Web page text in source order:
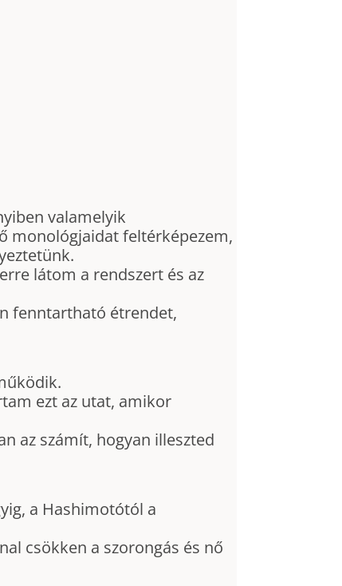
valamelyik
monológjaidat feltérképezem,
látom a rendszert és az
fenntartható étrendet,
ezt az utat, amikor
az számít, hogyan illeszted
a Hashimotótól a
csökken a szorongás és nő